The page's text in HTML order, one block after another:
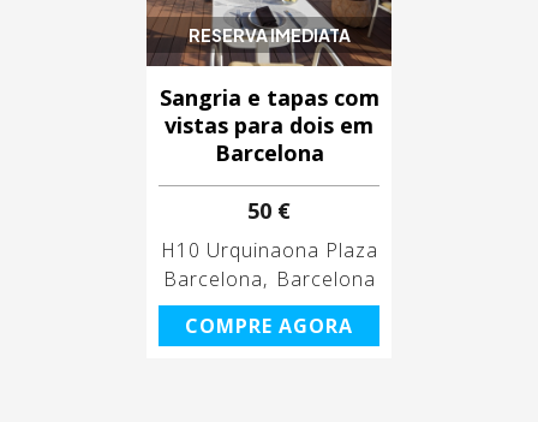
RESERVA IMEDIATA
Sangria e tapas com
vistas para dois em
Barcelona
50 €
H10 Urquinaona Plaza
Barcelona
Barcelona
COMPRE AGORA